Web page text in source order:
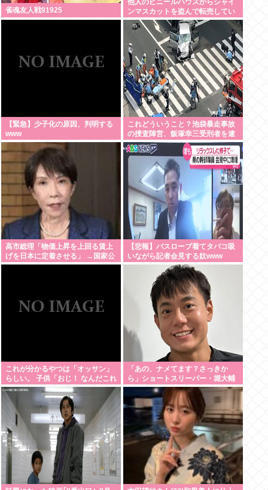
雀魂友人戦91925
ンマスカットを盗んで転売してい
た無職逮捕！被害100万円ほどに
【緊急】少子化の原因、判明する
www
これどういうこと？池袋暴走事故
の捜査陣営、飯塚幸三受刑者を逮
捕しなくていい理由を考えるため
に1000ページもの法解釈書を読ん
でた模様…自民議員からも圧力
高市総理「物価上昇を上回る賃上
げを日本に定着させる」 →国家公
務員月給3.51％増へ 地方公務員も
【悲報】バスローブ着てタバコ吸
いながら記者会見する奴www
これが分かるやつは「オッサン」
らしい。 子供「おじ！ なんだこれ
は！」
「あの、ナメてます？さっきか
ら」ショートスリーパー・堀大輔
氏が高須幹弥氏にブチギレ